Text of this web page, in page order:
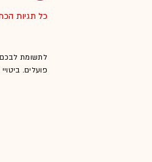
כל תגיות
לתשומת
פועלים.